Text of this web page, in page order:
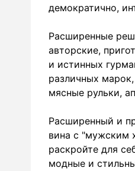
демократично,
Расширенные
авторские,
и истинных
различных
мясные рульки,
Расширенный и
вина с "мужским
раскройте для
модные и